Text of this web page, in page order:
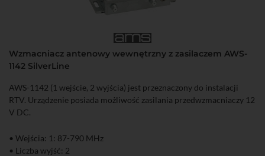
Wzmacniacz antenowy wewnętrzny z zasilaczem AWS-
1142 SilverLine
AWS-1142 (1 wejście, 2 wyjścia) jest przeznaczony do instalacji
RTV. Urządzenie posiada możliwość zasilania przedwzmacniaczy 12
V DC.
• Wejścia: 1: 87-790 MHz
• Liczba wyjść: 2